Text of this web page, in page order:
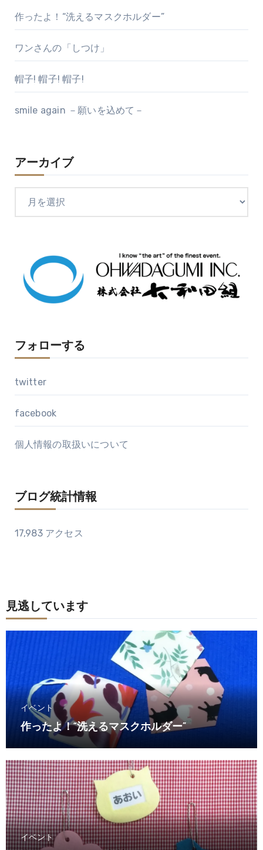
作ったよ！“洗えるマスクホルダー”
ワンさんの「しつけ」
帽子! 帽子! 帽子!
smile again －願いを込めて－
アーカイブ
フォローする
twitter
facebook
個人情報の取扱いについて
ブログ統計情報
17,983 アクセス
見逃しています
イベント
作ったよ！“洗えるマスクホルダー”
イベント